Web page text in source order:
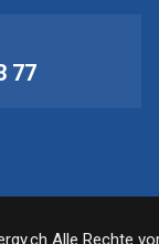
77
Alle Rechte